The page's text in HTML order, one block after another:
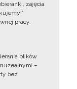
zajęcia
pracy.
plików
–
bez